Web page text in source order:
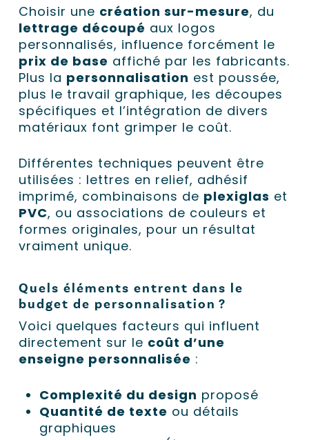
Choisir une création sur-mesure, du
lettrage découpé aux logos
personnalisés, influence forcément le
prix de base affiché par les fabricants.
Plus la personnalisation est poussée,
plus le travail graphique, les découpes
spécifiques et l’intégration de divers
matériaux font grimper le coût.
Différentes techniques peuvent être
utilisées : lettres en relief, adhésif
imprimé, combinaisons de plexiglas et
PVC, ou associations de couleurs et
formes originales, pour un résultat
vraiment unique.
Quels éléments entrent dans le
budget de personnalisation ?
Voici quelques facteurs qui influent
directement sur le coût d’une
enseigne personnalisée :
Complexité du design proposé
Quantité de texte ou détails
graphiques